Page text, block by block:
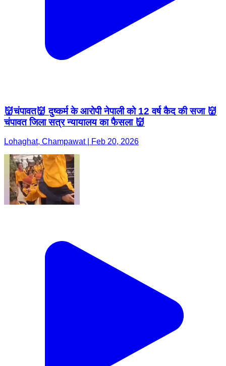
👹चंपावत👹 दुष्कर्म के आरोपी नेपाली को 12 वर्ष कैद की सजा 👹
चंपावत जिला सत्र न्यायालय का फैसला 👹
Lohaghat, Champawat | Feb 20, 2026